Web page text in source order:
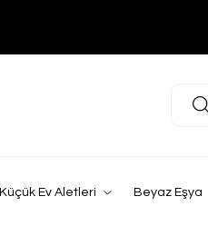
Küçük Ev Aletleri Beyaz Eşya